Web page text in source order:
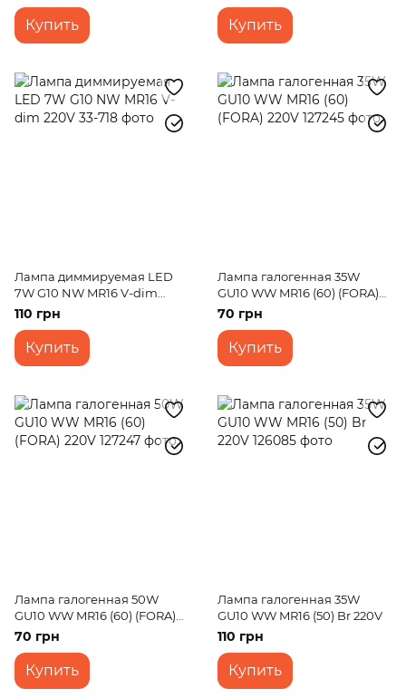
Купить Купить
Лампа диммируемая LED
7W G10 NW MR16 V-dim
220V
110 грн
Купить
Лампа галогенная 35W
GU10 WW MR16 (60) (FORA)
220V
70 грн
Купить
Лампа галогенная 50W
GU10 WW MR16 (60) (FORA)
220V
70 грн
Купить
Лампа галогенная 35W
GU10 WW MR16 (50) Br 220V
110 грн
Купить